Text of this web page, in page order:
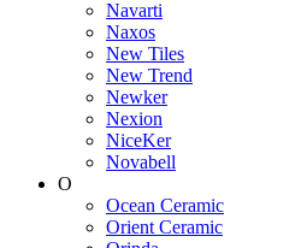
Navarti
Naxos
New Tiles
New Trend
Newker
Nexion
NiceKer
Novabell
O
Ocean Ceramic
Orient Ceramic